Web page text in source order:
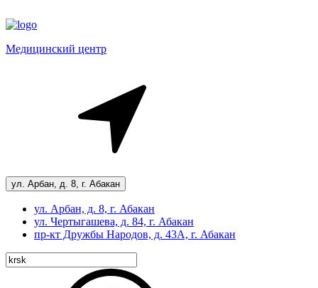
Медицинский центр
ул. Арбан, д. 8, г. Абакан
ул. Арбан, д. 8, г. Абакан
ул. Чертыгашева, д. 84, г. Абакан
пр-кт Дружбы Народов, д. 43А, г. Абакан